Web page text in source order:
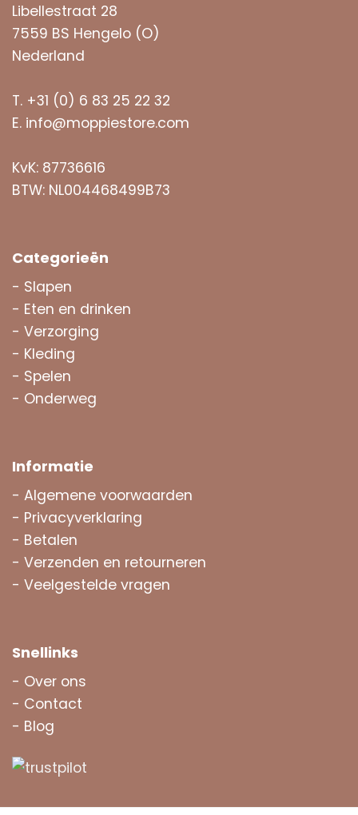
Libellestraat 28
7559 BS Hengelo (O)
Nederland
T. +31 (0) 6 83 25 22 32
E. info@moppiestore.com
KvK: 87736616
BTW: NL004468499B73
Categorieën
- Slapen
- Eten en drinken
- Verzorging
- Kleding
- Spelen
- Onderweg
Informatie
- Algemene voorwaarden
- Privacyverklaring
- Betalen
- Verzenden en retourneren
- Veelgestelde vragen
Snellinks
- Over ons
- Contact
- Blog